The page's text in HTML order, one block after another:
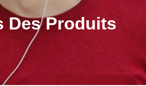
Des Produits